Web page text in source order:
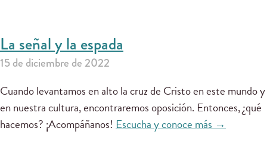
La señal y la espada
15 de diciembre de 2022
Cuando levantamos en alto la cruz de Cristo en este mundo y
en nuestra cultura, encontraremos oposición. Entonces, ¿qué
hacemos? ¡Acompáñanos! Escucha y conoce más →